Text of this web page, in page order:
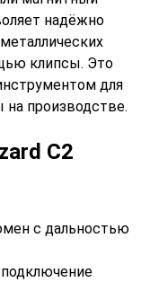
надёжно
клипсы. Это
для
на производстве.
C2
с дальностью